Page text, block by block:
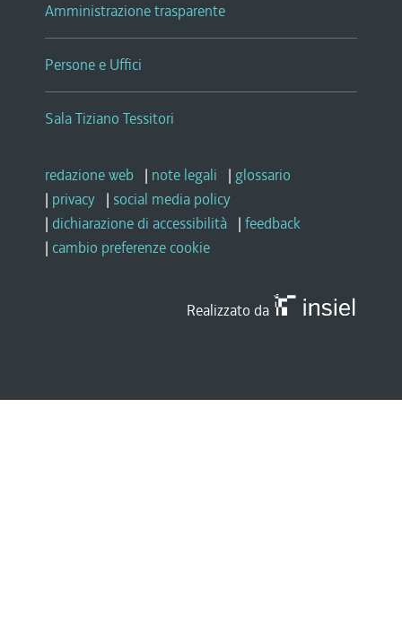
Amministrazione trasparente
Persone e Uffici
Sala Tiziano Tessitori
redazione web | note legali | glossario
| privacy | social media policy
| dichiarazione di accessibilità | feedback
| cambio preferenze cookie
Realizzato da